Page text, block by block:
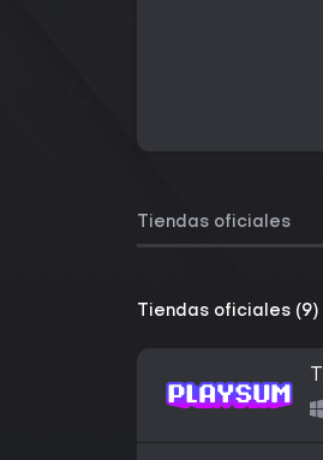
Tiendas oficiales
Tiendas oficiales (9)